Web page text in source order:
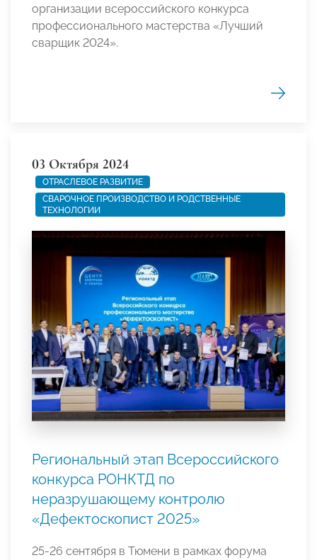
организации всероссийского конкурса
профессионального мастерства «Лучший
сварщик 2024».
03 Октября 2024
ОТРАСЛЕВОЕ РАЗВИТИЕ
СВАРОЧНОЕ ПРОИЗВОДСТВО И РОДСТВЕННЫЕ
ТЕХНОЛОГИИ
Региональный этап Всероссийского
конкурса РОНКТД по
неразрушающему контролю
«Дефектоскопист 2025»
25-26 сентября в Тюмени в рамках форума